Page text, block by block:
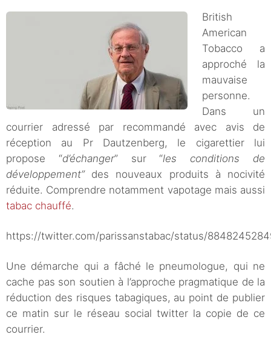
British
American
Tobacco a
approché la
mauvaise
personne.
Dans un
courrier adressé par recommandé avec avis de
réception au Pr Dautzenberg, le cigarettier lui
propose “d’échanger” sur “les conditions de
développement”des nouveaux produits à nocivité
réduite. Comprendre notamment vapotage mais aussi
tabac chauffé.
https://twitter.com/parissanstabac/status/
Une démarche qui a fâché le pneumologue, qui ne
cache pas son soutien à l’approche pragmatique de la
réduction des risques tabagiques, au point de publier
ce matin sur le réseau social twitter la copie de ce
courrier.